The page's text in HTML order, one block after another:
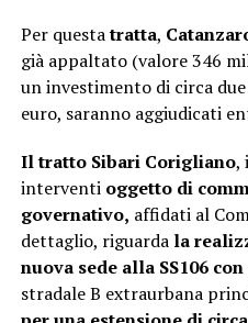
Per questatratta,
già appaltato (valore 346
un investimento di circa
euro, saranno aggiudicati
Il tratto Sibari Corigliano,
interventi oggetto di
governativo, affidati al
dettaglio, riguarda la
nuova sede alla SS106
stradale B extraurbana